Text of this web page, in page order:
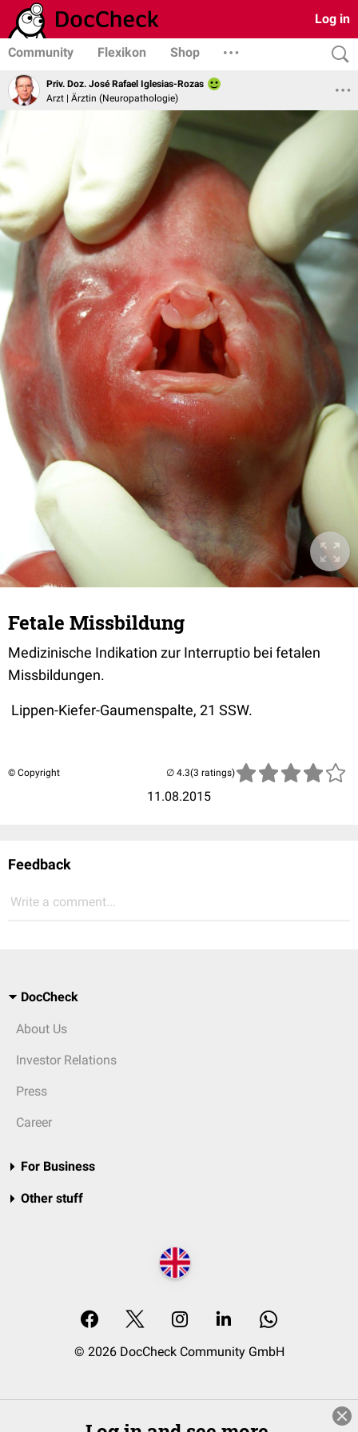
Log in
Community Flexikon Shop
Priv. Doz. José Rafael Iglesias-Rozas
Arzt | Ärztin (Neuropathologie)
Fetale Missbildung
Medizinische Indikation zur Interruptio bei fetalen
Missbildungen.
Lippen-Kiefer-Gaumenspalte, 21 SSW.
© Copyright
11.08.2015
(3 ratings)
Feedback
Write a comment...
DocCheck
About Us
Investor Relations
Press
Career
For Business
Other stuff
© 2026 DocCheck Community GmbH